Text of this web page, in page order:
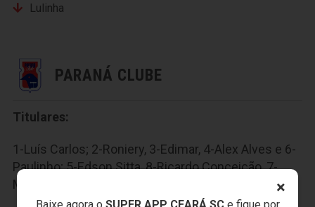
×
Baixe agora o SUPER APP CEARÁ SCe fique por
Lulinha
PARANÁ CLUBE
Titulares:
1-Luís Carlos; 2-Roniery, 3-Edimar, 4-Alex Alves e 6-
Paulinho; 5-Edson Sitta, 8-Ricardo Conceição, 7-
Moacir e 10-J.J. Morales; 9-Reinaldo e 11-Kayke.